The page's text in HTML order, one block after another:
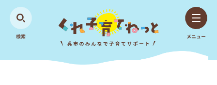
検索 メニュー